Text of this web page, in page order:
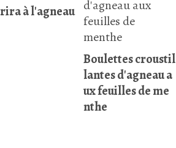
à l'agneau
Boulettes croustil
lantes d'agneau a
ux feuilles de me
nthe